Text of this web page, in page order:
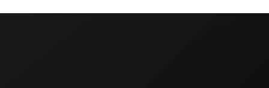
de buques de guerra alemanes